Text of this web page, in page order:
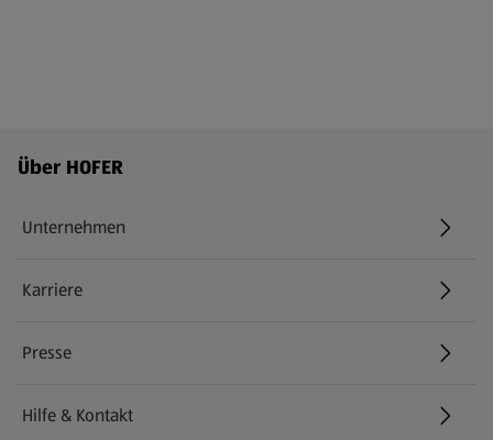
Fußzeilenmenü - weitere Links
Über HOFER
Unternehmen
Karriere
(öffnet in einem neuen Tab)
Presse
Hilfe & Kontakt
(öffnet in einem neuen Tab)